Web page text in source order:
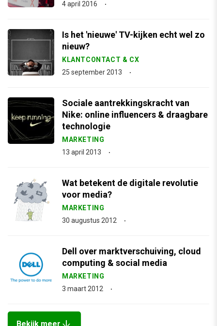
4 april 2016
Is het 'nieuwe' TV-kijken echt wel zo
nieuw?
KLANTCONTACT & CX
25 september 2013
Sociale aantrekkingskracht van
Nike: online influencers & draagbare
technologie
MARKETING
13 april 2013
Wat betekent de digitale revolutie
voor media?
MARKETING
30 augustus 2012
Dell over marktverschuiving, cloud
computing & social media
MARKETING
3 maart 2012
Bekijk meer